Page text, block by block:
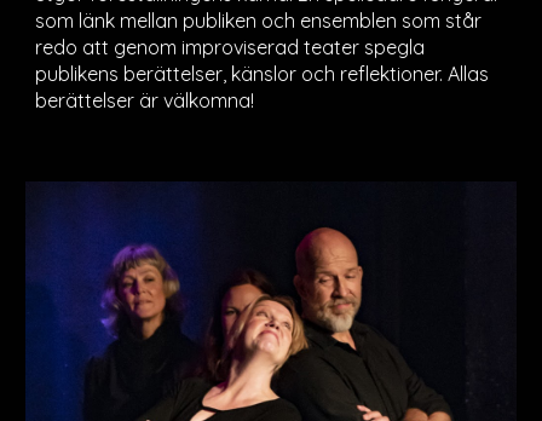
som länk mellan publiken och ensemblen som står
redo att genom improviserad teater spegla
publikens berättelser, känslor och reflektioner.Allas
berättelser är välkomna!